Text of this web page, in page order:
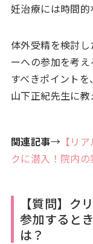
妊治療には時間的
体外受精を検討
ーへの参加を考
すべきポイントを
山下正紀先生に教
関連記事→【リア
クに潜入！院内
【質問】ク
参加すると
は？